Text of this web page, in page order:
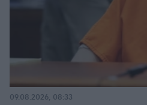
09.08.2026, 08:33